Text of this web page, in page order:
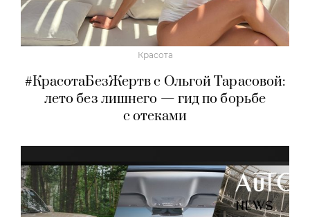
Красота
#КрасотаБезЖертв с Ольгой Тарасовой:
лето без лишнего — гид по борьбе
с отеками